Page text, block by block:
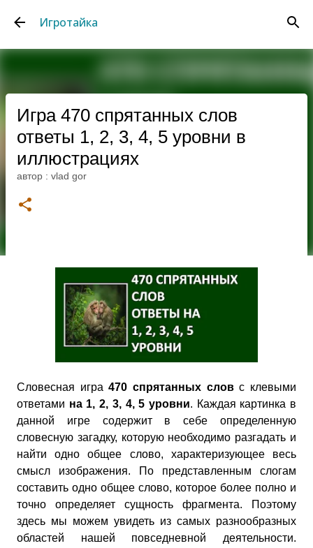
Игротайка
Игра 470 спрятанных слов
ответы 1, 2, 3, 4, 5 уровни в
иллюстрациях
автор : vlad gor
Словесная игра470 спрятанных словс клевыми
ответами на 1, 2, 3, 4, 5 уровни. Каждая картинка в
данной игре содержит в себе определенную
словесную загадку, которую необходимо разгадать и
найти одно общее слово, характеризующее весь
смысл изображения. По представленным слогам
составить одно общее слово, которое более полно и
точно определяет сущность фрагмента. Поэтому
здесь мы можем увидеть из самых разнообразных
областей нашей повседневной деятельности.